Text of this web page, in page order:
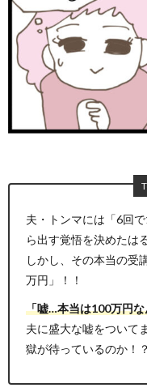
夫・トンマには「6回
ら出す覚悟を決めたはる
しかし、その本当の受
万円」！！
「嘘…本当は100万円
夫に盛大な嘘をついて
獄が待っているのか！？